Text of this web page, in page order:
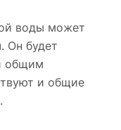
воды может
Он будет
общим
и общие